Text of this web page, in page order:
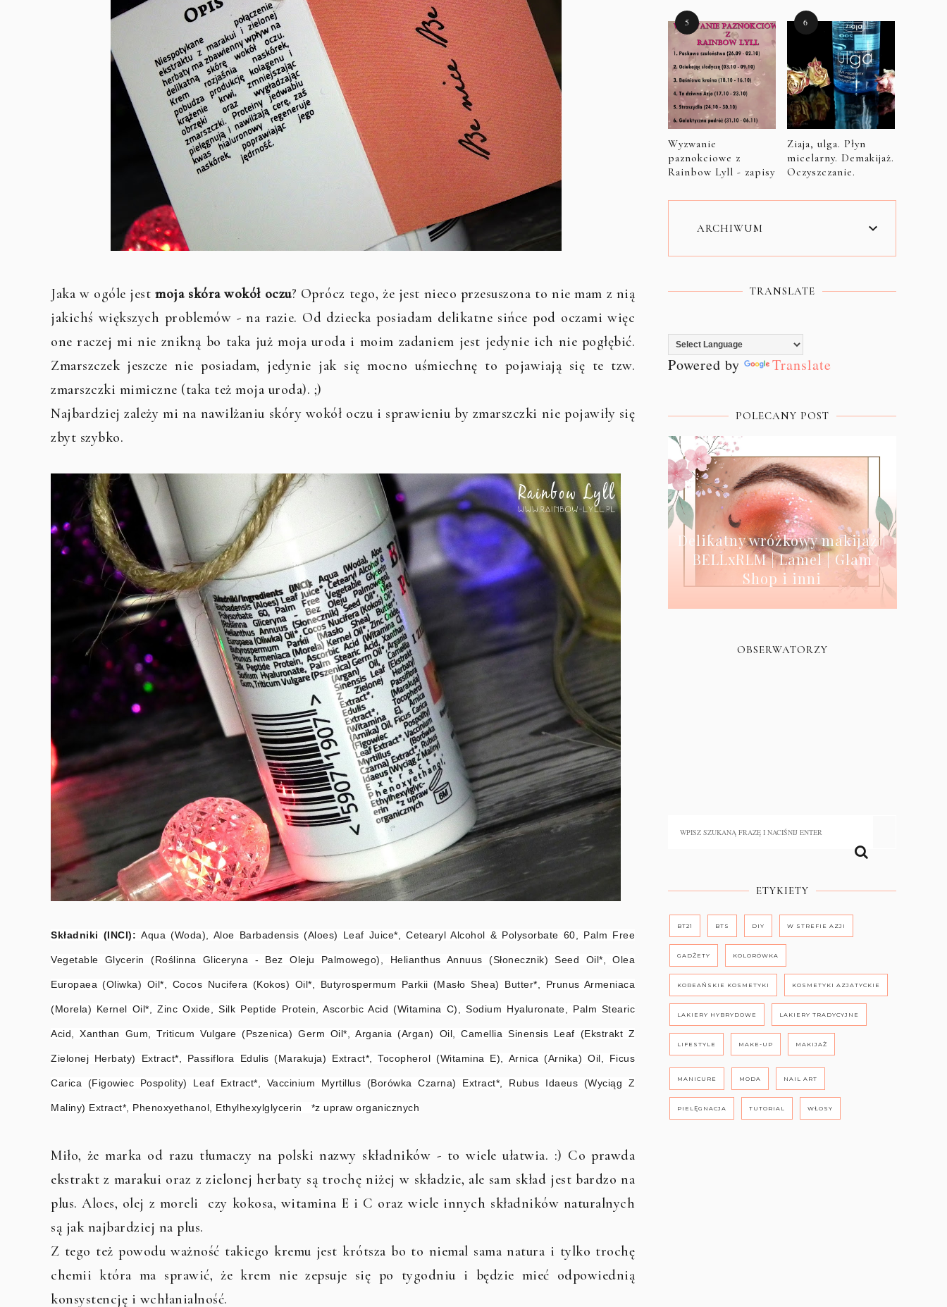
Jaka w ogóle jestmoja skóra wokół oczu? Oprócz tego, że jest nieco przesuszona to nie mam z nią
jakichś większych problemów - na razie. Od dziecka posiadam delikatne sińce pod oczami więc
one raczej mi nie znikną bo taka już moja uroda i moim zadaniem jest jedynie ich nie pogłębić.
Zmarszczek jeszcze nie posiadam, jedynie jak się mocno uśmiechnę to pojawiają się te tzw.
zmarszczki mimiczne (taka też moja uroda). ;)
Najbardziej zależy mi na nawilżaniu skóry wokół oczu i sprawieniu by zmarszczki nie pojawiły się
zbyt szybko.
Składniki (INCI): Aqua (Woda), Aloe Barbadensis (Aloes) Leaf Juice*, Cetearyl Alcohol & Polysorbate 60, Palm Free
Vegetable Glycerin (Roślinna Gliceryna - Bez Oleju Palmowego), Helianthus Annuus (Słonecznik) Seed Oil*, Olea
Europaea (Oliwka) Oil*, Cocos Nucifera (Kokos) Oil*, Butyrospermum Parkii (Masło Shea) Butter*, Prunus Armeniaca
(Morela) Kernel Oil*, Zinc Oxide, Silk Peptide Protein, Ascorbic Acid (Witamina C), Sodium Hyaluronate, Palm Stearic
Acid, Xanthan Gum, Triticum Vulgare (Pszenica) Germ Oil*, Argania (Argan) Oil, Camellia Sinensis Leaf (Ekstrakt Z
Zielonej Herbaty) Extract*, Passiflora Edulis (Marakuja) Extract*, Tocopherol (Witamina E), Arnica (Arnika) Oil, Ficus
Carica (Figowiec Pospolity) Leaf Extract*, Vaccinium Myrtillus (Borówka Czarna) Extract*, Rubus Idaeus (Wyciąg Z
Maliny) Extract*, Phenoxyethanol, Ethylhexylglycerin *z upraw organicznych
Miło, że marka od razu tłumaczy na polski nazwy składników - to wiele ułatwia. :) Co prawda
ekstrakt z marakui oraz z zielonej herbaty są trochę niżej w składzie, ale sam skład jest bardzo na
plus. Aloes, olej z moreli czy kokosa, witamina E i C oraz wiele innych składników naturalnych
są jak najbardziej na plus.
Z tego też powodu ważność takiego kremu jest krótsza bo to niemal sama natura i tylko trochę
chemii która ma sprawić, że krem nie zepsuje się po tygodniu i będzie mieć odpowiednią
konsystencję i wchłanialność.
Wyzwanie
paznokciowe z
Rainbow Lyll - zapisy
Ziaja, ulga. Płyn
micelarny. Demakijaż.
Oczyszczanie.
ARCHIWUM
TRANSLATE
Powered by Translate
POLECANY POST
Delikatny wróżkowy makijaż |
BELLxRLM | Lamel | Glam
Shop i inni
OBSERWATORZY
ETYKIETY
BT21 BTS DIY W STREFIE AZJI
GADŻETY KOLORÓWKA
KOREAŃSKIE KOSMETYKI KOSMETYKI AZJATYCKIE
LAKIERY HYBRYDOWE LAKIERY TRADYCYJNE
LIFESTYLE MAKE-UP MAKIJAŻ
MANICURE MODA NAIL ART
PIELĘGNACJA TUTORIAL WŁOSY